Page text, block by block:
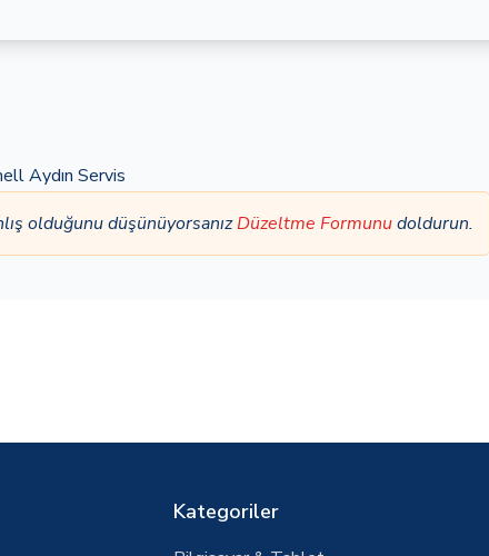
Aydın Servis
olduğunu düşünüyorsanızDüzeltme Formunudoldurun.
Kategoriler